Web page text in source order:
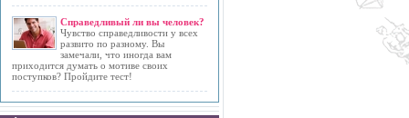
Справедливый ли вы человек?
Чувство справедливости у всех
развито по разному. Вы
замечали, что иногда вам
приходится думать о мотиве своих
поступков? Пройдите тест!